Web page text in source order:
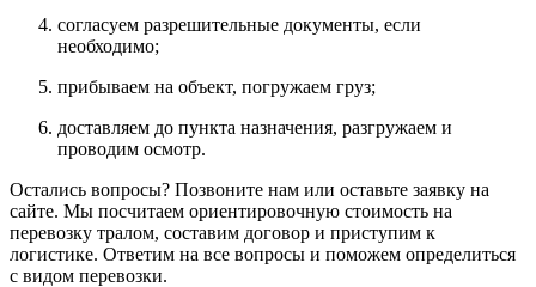
согласуем разрешительные документы, если
необходимо;
прибываем на объект, погружаем груз;
доставляем до пункта назначения, разгружаем и
проводим осмотр.
Остались вопросы? Позвоните нам или оставьте заявку на
сайте. Мы посчитаем ориентировочную стоимость на
перевозку тралом, составим договор и приступим к
логистике. Ответим на все вопросы и поможем определиться
с видом перевозки.